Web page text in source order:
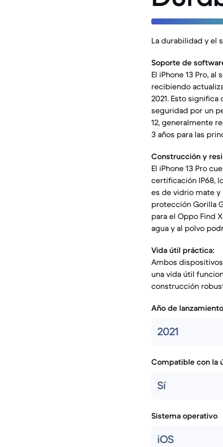
La durabilidad y el
Soporte de
El iPhone 13 Pro,
recibiendo
2021. Esto
seguridad por un
12, generalmente
3 años para las
Construcción y
El iPhone 13 Pro
certificación IP68,
es de vidrio mate y
protección Gorilla
para el Oppo Find
agua y al polvo
Vida útil práctica:
Ambos
una vida útil
construcción
Año de lanzamiento
2021
Compatible con la
Sí
Sistema operativo
iOS